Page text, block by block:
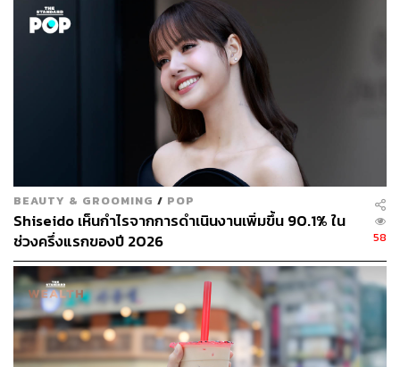
BEAUTY & GROOMING / POP
Shiseido เห็นกำไรจากการดำเนินงานเพิ่มขึ้น 90.1% ใน
ช่วงครึ่งแรกของปี 2026
58